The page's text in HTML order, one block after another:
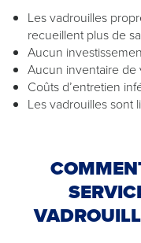
Les vadrouilles
recueillent plus de
Aucun
Aucun inventaire de
Coûts d’entretien
Les vadrouilles sont